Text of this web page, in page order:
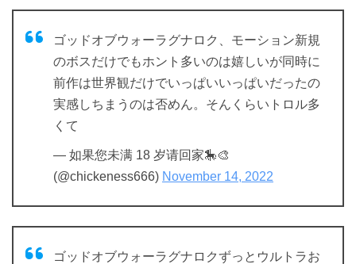
ゴッドオブウォーラグナロク、モーション新規
のボスだけでもホント多いのは嬉しいが同時に
前作は世界観だけでいっぱいいっぱいだったの
実感しちまうのは否めん。そんくらいトロル多
くて
— 如果您未满 18 岁请回家🎠🎨
(@chickeness666) November 14, 2022
ゴッドオブウォーラグナロクずっとウルトラお